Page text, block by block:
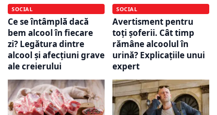
SOCIAL
Ce se întâmplă dacă
bem alcool în fiecare
zi? Legătura dintre
alcool și afecțiuni grave
ale creierului
SOCIAL
Avertisment pentru
toți șoferii. Cât timp
rămâne alcoolul în
urină? Explicațiile unui
expert